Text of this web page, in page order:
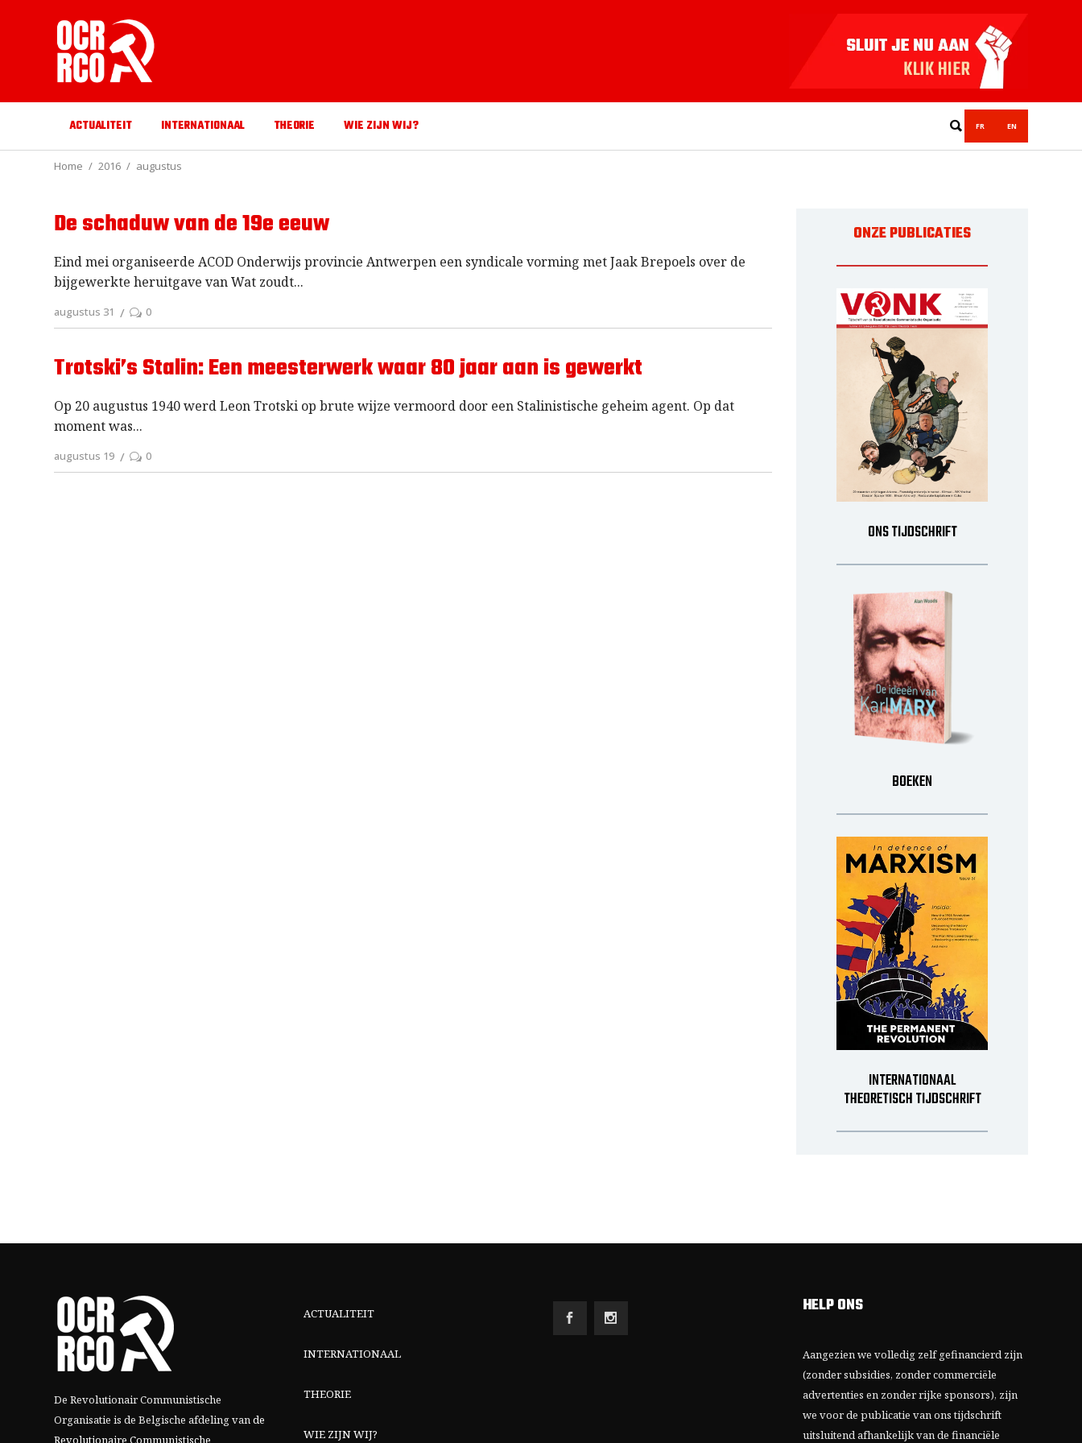
ACTUALITEIT INTERNATIONAAL THEORIE WIE ZIJN WIJ? FR EN
Home 2016 augustus
De schaduw van de 19e eeuw
Eind mei organiseerde ACOD Onderwijs provincie Antwerpen een syndicale vorming met Jaak Brepoels over de
bijgewerkte heruitgave van Wat zoudt
augustus 31 0
Trotski’s Stalin: Een meesterwerk waar 80 jaar aan is gewerkt
Op 20 augustus 1940 werd Leon Trotski op brute wijze vermoord door een Stalinistische geheim agent. Op dat
moment was
augustus 19 0
ONZE PUBLICATIES
ONS TIJDSCHRIFT
BOEKEN
INTERNATIONAAL
THEORETISCH TIJDSCHRIFT
De Revolutionair Communistische
Organisatie is de Belgische afdeling vande
Revolutionaire Communistische
ACTUALITEIT
INTERNATIONAAL
THEORIE
WIE ZIJN WIJ?
HELP ONS
Aangezien we volledig zelf gefinancierd zijn
(zonder subsidies, zonder commerciële
advertenties en zonder rijke sponsors), zijn
we voor de publicatie van ons tijdschrift
uitsluitend afhankelijk van de financiële